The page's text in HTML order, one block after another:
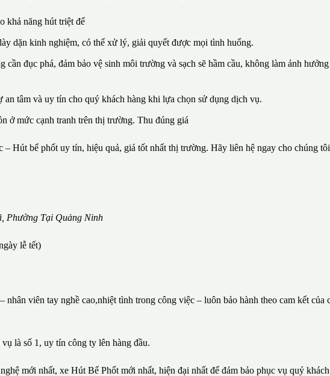
khả năng hút triệt để
dặn kinh nghiệm, có thể xử lý, giải quyết được mọi tình huống.
cần đục phá, đảm bảo vệ sinh môi trường và sạch sẽ hầm cầu, không làm ảnh
an tâm và uy tín cho quý khách hàng khi lựa chọn sử dụng dịch vụ.
ở mức cạnh tranh trên thị trường. Thu đúng giá
Hút bể phốt uy tín, hiệu quả, giá tốt nhất thị trường. Hãy liên hệ ngay cho chúng
Phường Tại Quảng Ninh
lễ tết)
nhân viên tay nghề cao,nhiệt tình trong công việc – luôn bảo hành theo cam kết của
là số 1, uy tín công ty lên hàng đầu.
mới nhất, xe Hút Bể Phốt mới nhất, hiện đại nhất để đảm bảo phục vụ quý